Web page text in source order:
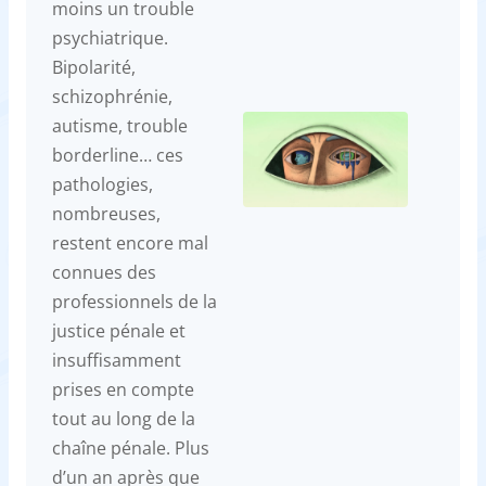
moins un trouble
psychiatrique.
Bipolarité,
schizophrénie,
autisme, trouble
borderline… ces
pathologies,
nombreuses,
restent encore mal
connues des
professionnels de la
justice pénale et
insuffisamment
prises en compte
tout au long de la
chaîne pénale. Plus
d’un an après que